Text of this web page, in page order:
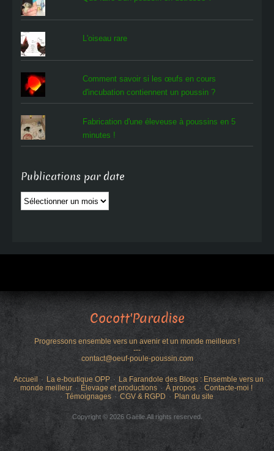
L'oiseau rare
Comment savoir si les œufs en cours
d'incubation contiennent un poussin ?
Fabrication d'une éleveuse à poussins en 5
minutes !
Publications par date
Publications
par
Cocott'Paradise
Progressons ensemble vers un avenir et un monde meilleurs !
---
contact@oeuf-poule-poussin.com
Accueil La e-boutique OPP
La Farandole des Blogs : Ensemble vers un
monde meilleur
Élevage et productions À propos
Contacte-moi !
Témoignages
CGV & RGPD Plan du site
Copyright © 2026 Gaëlle.All rights reserved.